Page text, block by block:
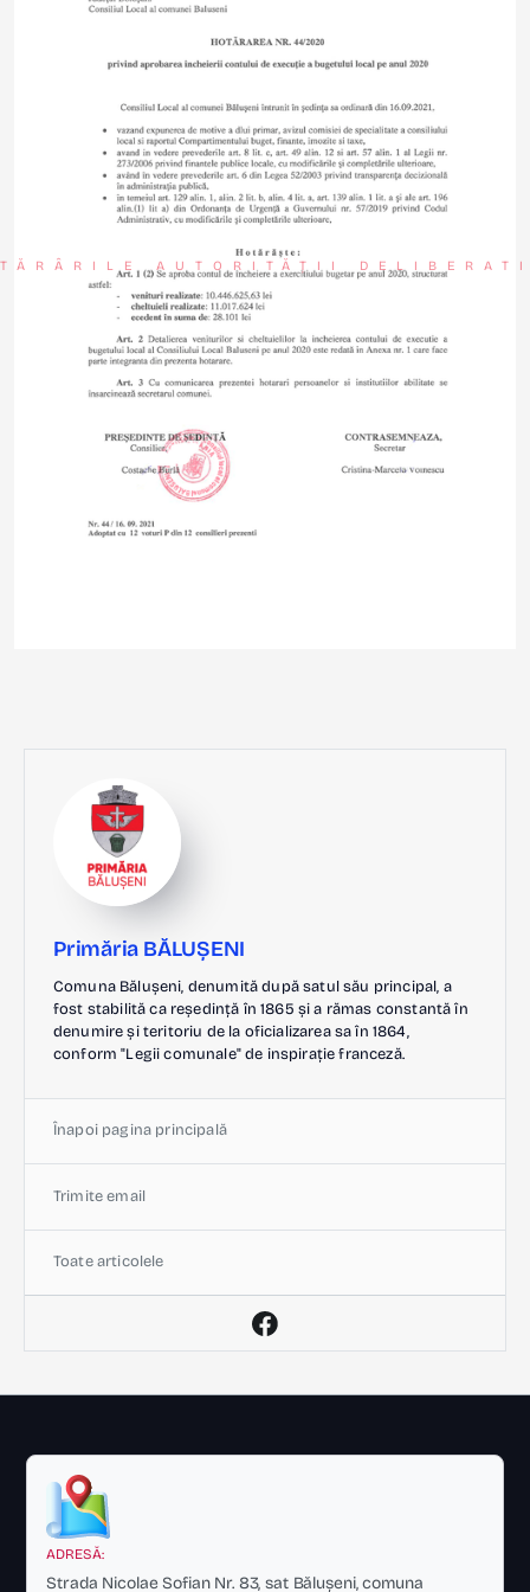
AUTORITĂȚII
Primăria BĂLUȘENI
Comuna Bălușeni, denumită după satul său principal, a
fost stabilită ca reședință în 1865 și a rămas constantă în
denumire și teritoriu de la oficializarea sa în 1864,
conform "Legii comunale" de inspirație franceză.
Înapoi pagina principală
Trimite email
Toate articolele
ADRESĂ:
Strada Nicolae Sofian Nr. 83, sat Bălușeni, comuna